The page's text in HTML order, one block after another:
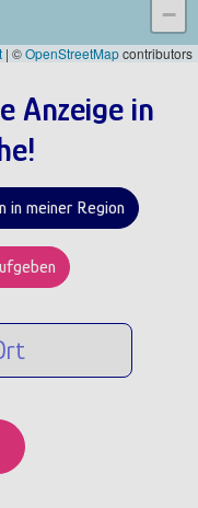
Anzeige in
in meiner Region
−
| ©OpenStreetMapcontributors